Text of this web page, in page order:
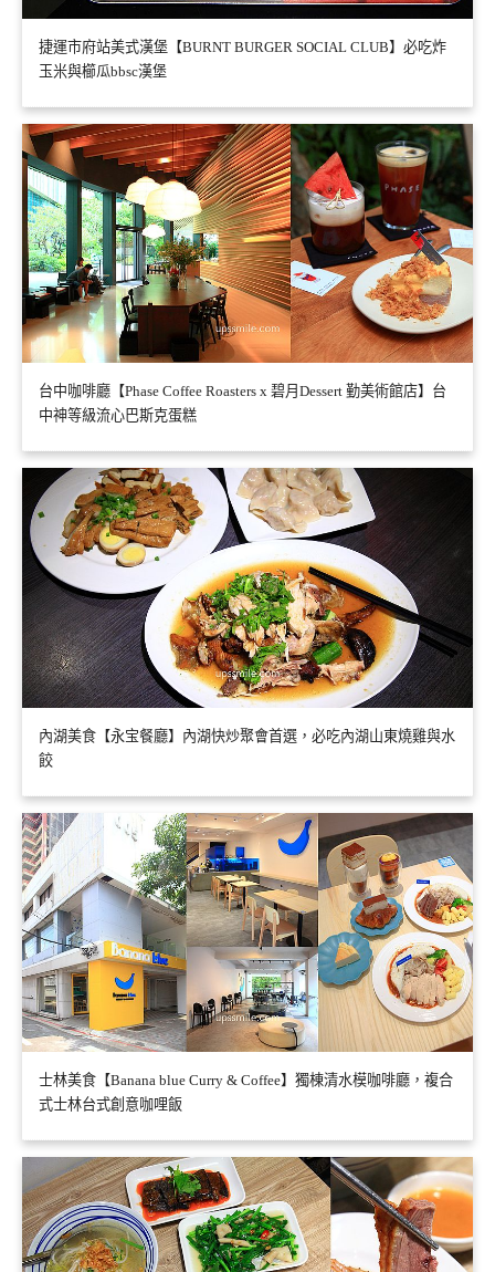
捷運市府站美式漢堡【BURNT BURGER SOCIAL CLUB】必吃炸
玉米與櫛瓜bbsc漢堡
台中咖啡廳【Phase Coffee Roasters x 碧月Dessert 勤美術館店】台
中神等級流心巴斯克蛋糕
內湖美食【永宝餐廳】內湖快炒聚會首選，必吃內湖山東燒雞與水
餃
士林美食【Banana blue Curry & Coffee】獨棟清水模咖啡廳，複合
式士林台式創意咖哩飯